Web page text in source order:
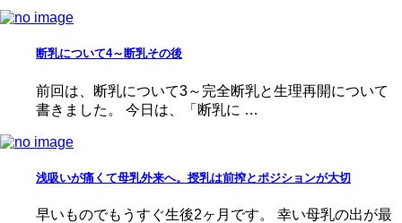
断乳について4～断乳その後
前回は、断乳について3～完全断乳と生理再開について
書きました。 今日は、「断乳に …
浅吸いが痛くて母乳外来へ。授乳は前搾とポジションが大切
早いものでもうすぐ生後2ヶ月です。 幸い母乳の出が最